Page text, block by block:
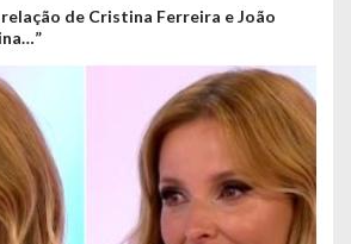
de Cristina Ferreira e João